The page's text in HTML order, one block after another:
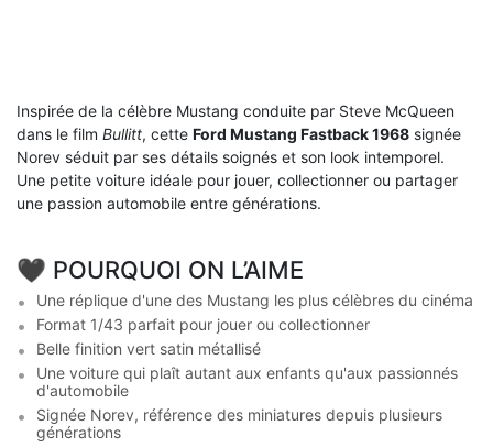
Inspirée de la célèbre Mustang conduite par Steve McQueen
dans le film Bullitt, cette Ford Mustang Fastback 1968 signée
Norev séduit par ses détails soignés et son look intemporel.
Une petite voiture idéale pour jouer, collectionner ou partager
une passion automobile entre générations.
🖤 POURQUOI ON L’AIME
Une réplique d'une des Mustang les plus célèbres du cinéma
Format 1/43 parfait pour jouer ou collectionner
Belle finition vert satin métallisé
Une voiture qui plaît autant aux enfants qu'aux passionnés
d'automobile
Signée Norev, référence des miniatures depuis plusieurs
générations